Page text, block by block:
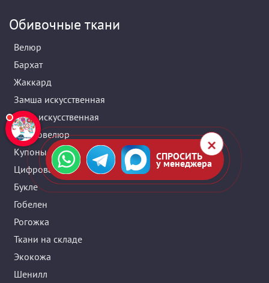
СПРОСИТЬ
у менеджера
Обивочные ткани
Велюр
Бархат
Жаккард
Замша искусственная
Кожа искусственная
Микровелюр
Купоны
Цифровая печать
Букле
Гобелен
Рогожка
Ткани на складе
Экокожа
Шенилл